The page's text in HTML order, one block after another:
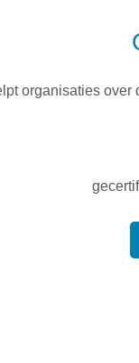
organisaties